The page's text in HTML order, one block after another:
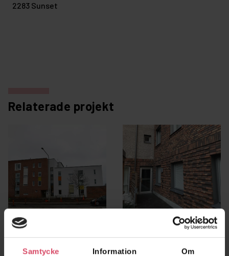
Samtycke Information Om
2283 Sunset
Relaterade projekt
Lussebäcken etapp
Hallenborg
Malmö